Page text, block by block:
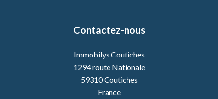
Contactez-nous
Immobilys Coutiches
1294 route Nationale
59310Coutiches
France